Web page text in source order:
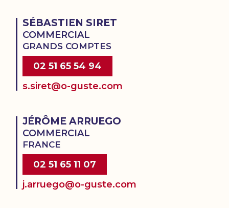
SÉBASTIEN SIRET
COMMERCIAL
GRANDS COMPTES
02 51 65 54 94
s.siret@o-guste.com
JÉRÔME ARRUEGO
COMMERCIAL
FRANCE
02 51 65 11 07
j.arruego@o-guste.com